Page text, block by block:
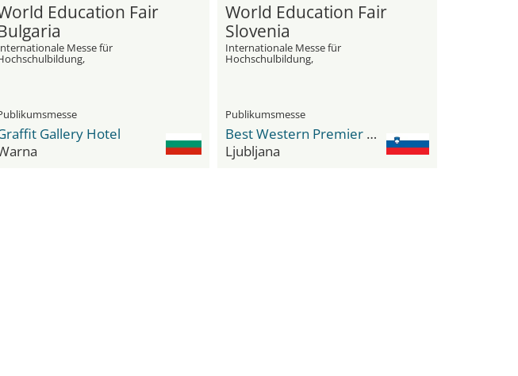
Education Fair
Messe für
Sekundarschulbildung und Sprachkurse
Gallery Hotel
World Education Fair
Slovenia
Internationale Messe für
Hochschulbildung,
Sekundarschulbildung und Sprachkurse
Publikumsmesse
Best Western Premier Hotel Slon
Ljubljana